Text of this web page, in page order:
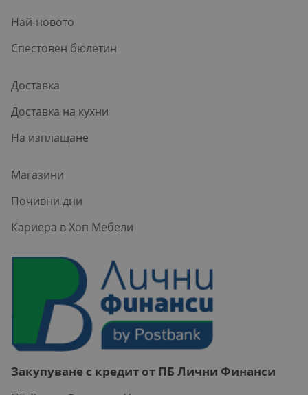
Най-новото
Спестовен бюлетин
Доставка
Доставка на кухни
На изплащане
Магазини
Почивни дни
Кариера в Хоп Мебели
Закупуване с кредит от ПБ Лични Финанси